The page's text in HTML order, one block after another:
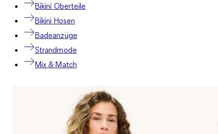
Bikini Oberteile
Bikini Hosen
Badeanzüge
Strandmode
Mix & Match